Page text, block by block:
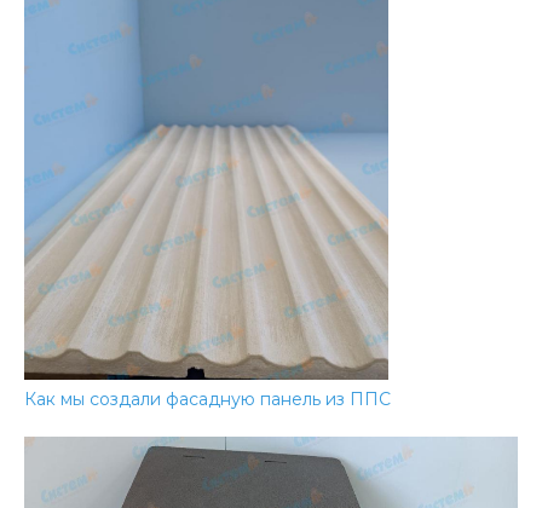
Как мы создали фасадную панель из ППС